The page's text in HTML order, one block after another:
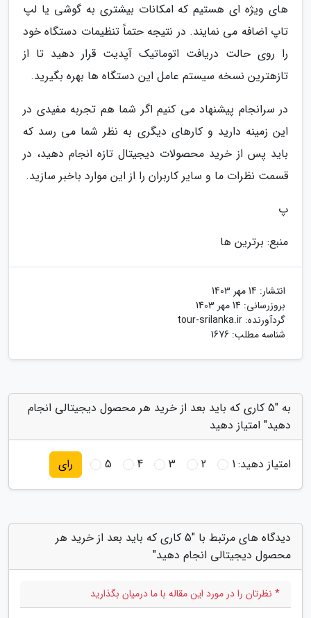
های ویژه ای هستیم که امکانات بیشتری به گوشی یا لپ
تاپ اضافه می نمایند. در نتیجه حتماً تنظیمات دستگاه خود
را روی حالت دریافت اتوماتیک آپدیت قرار دهید تا از
تازهترین نسخه سیستم عامل این دستگاه ها بهره بگیرید.
در سرانجام پیشنهاد می کنیم اگر شما هم تجربه مفیدی در
این زمینه دارید و کارهای دیگری به نظر شما می رسد که
باید پس از خرید محصولات دیجیتال تازه انجام دهید، در
قسمت نظرات ما و سایر کاربران را از این موارد باخبر سازید.
پ
منبع: برترین ها
انتشار: 14 مهر 1403
بروزرسانی: 14 مهر 1403
گردآورنده: tour-srilanka.ir
شناسه مطلب: 1676
به "5 کاری که باید بعد از خرید هر محصول دیجیتالی انجام
دهید" امتیاز دهید
امتیاز دهید:1
2
3
4
5 رای
دیدگاه های مرتبط با "5 کاری که باید بعد از خرید هر
محصول دیجیتالی انجام دهید"
* نظرتان را در مورد این مقاله با ما درمیان بگذارید